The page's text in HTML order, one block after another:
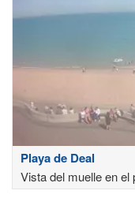
Playa de Deal
Vista del muelle en